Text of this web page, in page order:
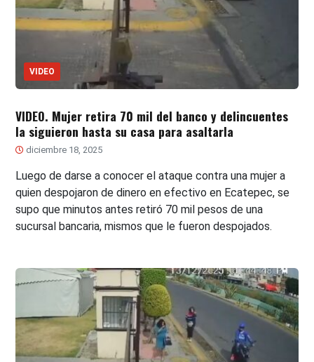
VIDEO
VIDEO. Mujer retira 70 mil del banco y delincuentes
la siguieron hasta su casa para asaltarla
diciembre 18, 2025
Luego de darse a conocer el ataque contra una mujer a
quien despojaron de dinero en efectivo en Ecatepec, se
supo que minutos antes retiró 70 mil pesos de una
sucursal bancaria, mismos que le fueron despojados.